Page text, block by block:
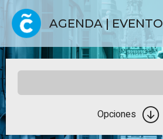
AGENDA | EVENTO
Opciones